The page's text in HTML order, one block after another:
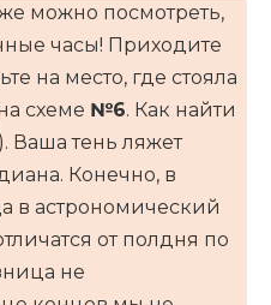
можно посмотреть,
часы! Приходите
на место, где стояла
схеме №6. Как найти
Ваша тень ляжет
Конечно, в
в астрономический
от полдня по
не